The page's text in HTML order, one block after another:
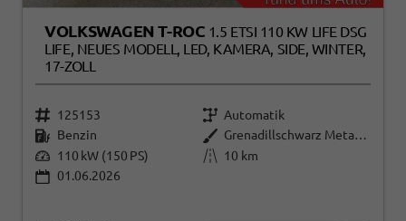
VOLKSWAGEN T-ROC 1.5 ETSI 110 KW LIFE DSG
LIFE, NEUES MODELL, LED, KAMERA, SIDE, WINTER,
17-ZOLL
125153
Automatik
Benzin
Grenadillschwarz Metallic
110 kW (150 PS)
10 km
01.06.2026